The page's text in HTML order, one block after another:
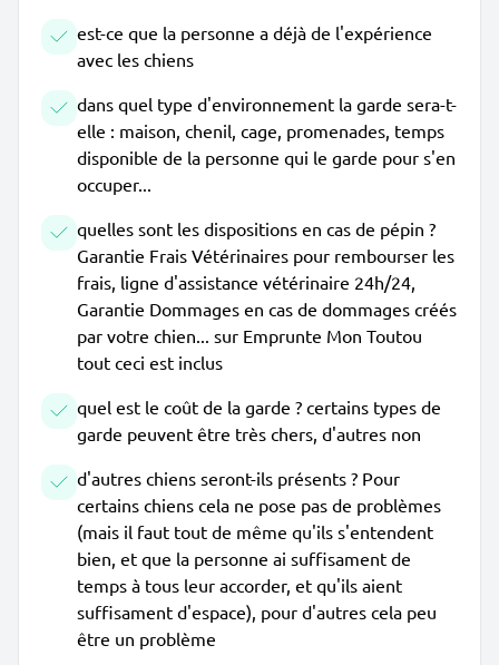
est-ce que la personne a déjà de l'expérience
avec les chiens
dans quel type d'environnement la garde sera-t-
elle : maison, chenil, cage, promenades, temps
disponible de la personne qui le garde pour s'en
occuper...
quelles sont les dispositions en cas de pépin ?
Garantie Frais Vétérinaires pour rembourser les
frais, ligne d'assistance vétérinaire 24h/24,
Garantie Dommages en cas de dommages créés
par votre chien... sur Emprunte Mon Toutou
tout ceci est inclus
quel est le coût de la garde ? certains types de
garde peuvent être très chers, d'autres non
d'autres chiens seront-ils présents ? Pour
certains chiens cela ne pose pas de problèmes
(mais il faut tout de même qu'ils s'entendent
bien, et que la personne ai suffisament de
temps à tous leur accorder, et qu'ils aient
suffisament d'espace), pour d'autres cela peu
être un problème